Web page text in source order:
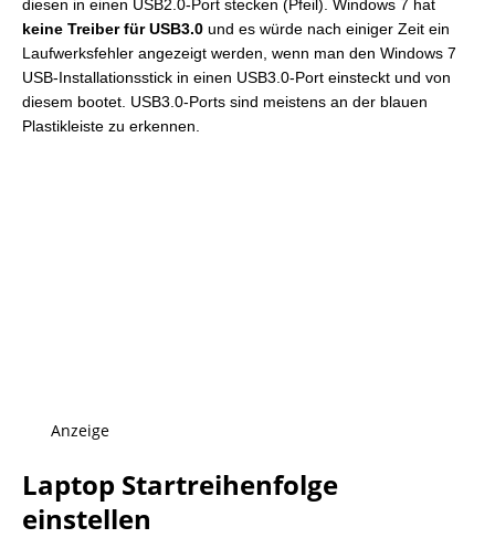
diesen in einen USB2.0-Port stecken (Pfeil). Windows 7 hat
keine Treiber für USB3.0 und es würde nach einiger Zeit ein
Laufwerksfehler angezeigt werden, wenn man den Windows 7
USB-Installationsstick in einen USB3.0-Port einsteckt und von
diesem bootet. USB3.0-Ports sind meistens an der blauen
Plastikleiste zu erkennen.
Anzeige
Laptop Startreihenfolge
einstellen